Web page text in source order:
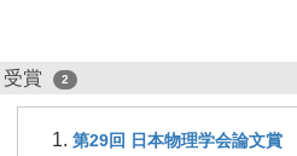
受賞 2
第29回 日本物理学会論文賞